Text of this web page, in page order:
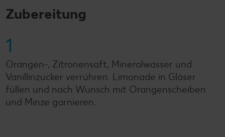
Zubereitung
1
Orangen-, Zitronensaft, Mineralwasser und
Vanillinzucker verrühren. Limonade in Gläser
füllen und nach Wunsch mit Orangenscheiben
und Minze garnieren.